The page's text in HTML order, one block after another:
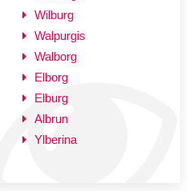
Wilburg
Walpurgis
Walborg
Elborg
Elburg
Albrun
Ylberina